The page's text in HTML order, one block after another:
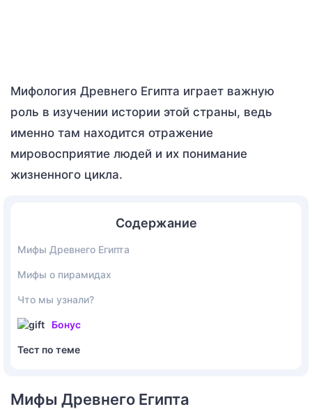
Мифология Древнего Египта играет важную
роль в изучении истории этой страны, ведь
именно там находится отражение
мировосприятие людей и их понимание
жизненного цикла.
Содержание
Мифы Древнего Египта
Мифы о пирамидах
Что мы узнали?
Бонус
Тест по теме
Мифы Древнего Египта